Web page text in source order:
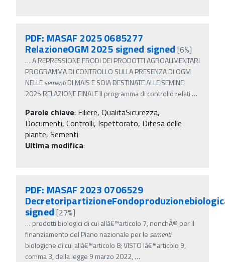
PDF: MASAF 2025 0685277
RelazioneOGM 2025 signed signed [6%]
…A REPRESSIONE FRODI DEI PRODOTTI AGROALIMENTARI
PROGRAMMA DI CONTROLLO SULLA PRESENZA DI OGM
NELLEsementiDI MAIS E SOIA DESTINATE ALLE SEMINE
2025 RELAZIONE FINALE Il programma di controllo relati …
Parole chiave: Filiere, QualitaSicurezza,
Documenti, Controlli, Ispettorato, Difesa delle
piante, Sementi
Ultima modifica:
PDF: MASAF 2023 0706529
signed [27%]
… prodotti biologici di cui allâ€™articolo 7, nonchÃ© per il
finanziamento del Piano nazionale per le sementi
biologiche di cui allâ€™articolo 8; VISTO lâ€™articolo 9,
comma 3, della legge 9 marzo 2022, …